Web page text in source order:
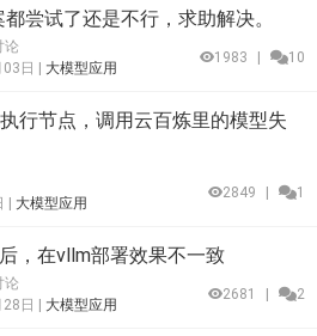
尝试了还是不行，求助解决。
论
日 | 大模型应用
1983 10
行节点，调用云百炼里的模型失
| 大模型应用
2849 1
，在vllm部署效果不一致
论
日 | 大模型应用
2681 2